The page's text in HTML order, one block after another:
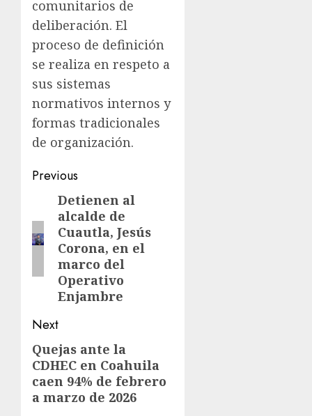
comunitarios de
deliberación. El
proceso de definición
se realiza en respeto a
sus sistemas
normativos internos y
formas tradicionales
de organización.
Previous
Detienen al
alcalde de
Cuautla, Jesús
Corona, en el
marco del
Operativo
Enjambre
Next
Quejas ante la
CDHEC en Coahuila
caen 94% de febrero
a marzo de 2026